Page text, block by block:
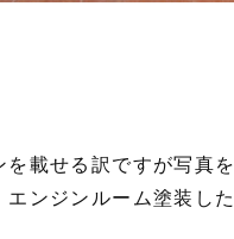
載せる訳ですが写真
ンジンルーム塗装し